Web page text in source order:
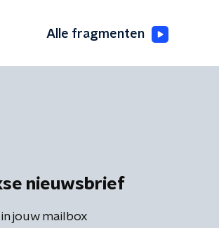
Alle fragmenten
nieuwsbrief
jouw mailbox